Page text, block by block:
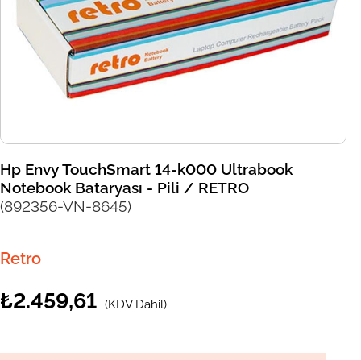
Hp Envy TouchSmart 14-k000 Ultrabook
Notebook Bataryası - Pili / RETRO
(892356-VN-8645)
Retro
₺2.459,61 (KDV Dahil)